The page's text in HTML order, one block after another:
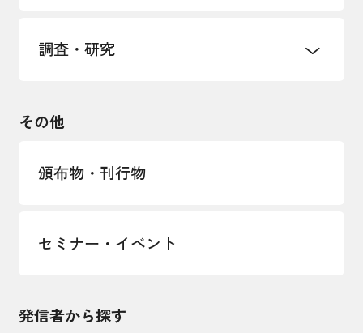
安全保障貿易管理・技術流出防止に関す
経営者保証に関するガイドライン
中小企業経営
国土強靭化・社会基盤整備・震災復興
調査・研究
LOBO調査
その他
頒布物・刊行物
セミナー・イベント
発信者から探す